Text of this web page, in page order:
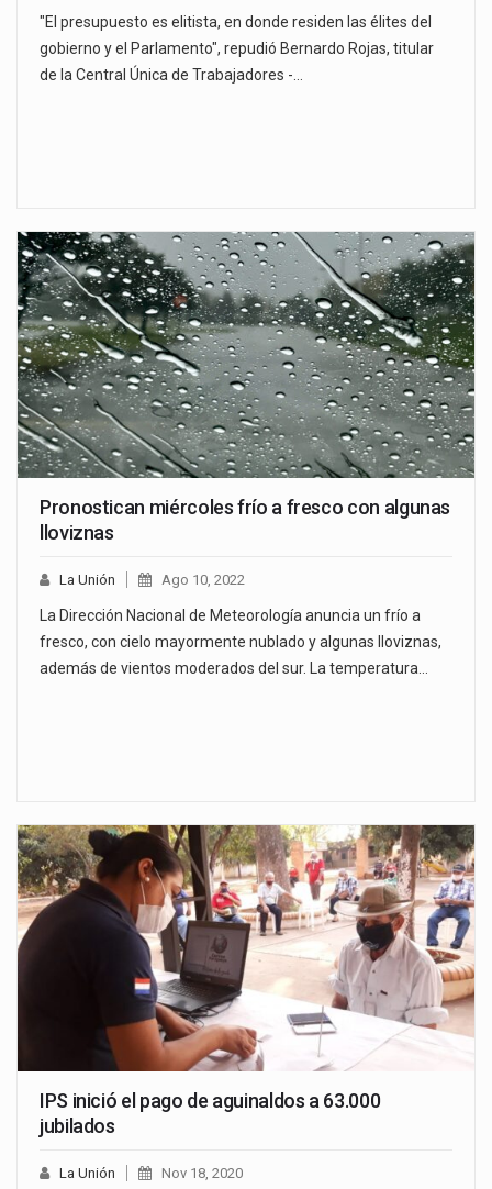
"El presupuesto es elitista, en donde residen las élites del
gobierno y el Parlamento", repudió Bernardo Rojas, titular
de la Central Única de Trabajadores -…
Pronostican miércoles frío a fresco con algunas
lloviznas
La Unión Ago 10, 2022
La Dirección Nacional de Meteorología anuncia un frío a
fresco, con cielo mayormente nublado y algunas lloviznas,
además de vientos moderados del sur. La temperatura…
IPS inició el pago de aguinaldos a 63.000
jubilados
La Unión Nov 18, 2020